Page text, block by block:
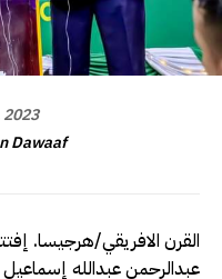
Dawaaf
القرن الافريقي/هرجيسا.
عبدالرحمن عبدالله